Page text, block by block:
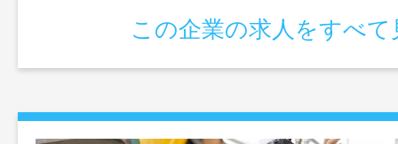
この企業の求人をすべて